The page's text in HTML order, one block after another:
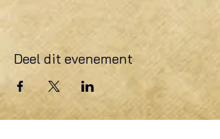
Deel dit evenement